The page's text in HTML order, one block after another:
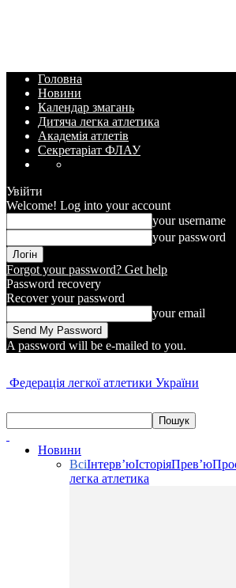
Головна
Новини
Календар змагань
Дитяча легка атлетика
Академія атлетів
Секретаріат ФЛАУ
Увійти
Welcome! Log into your account
your username
your password
Forgot your password? Get help
Password recovery
Recover your password
your email
A password will be e-mailed to you.
Федерація легкої атлетики України
Новини
ВсіІнтерв’юІсторіяПрев’ю
легка атлетика